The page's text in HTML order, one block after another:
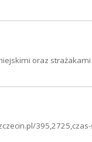
oraz strażakami